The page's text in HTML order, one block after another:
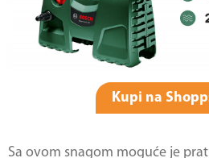
Kupi na
Sa ovom snagom moguće je